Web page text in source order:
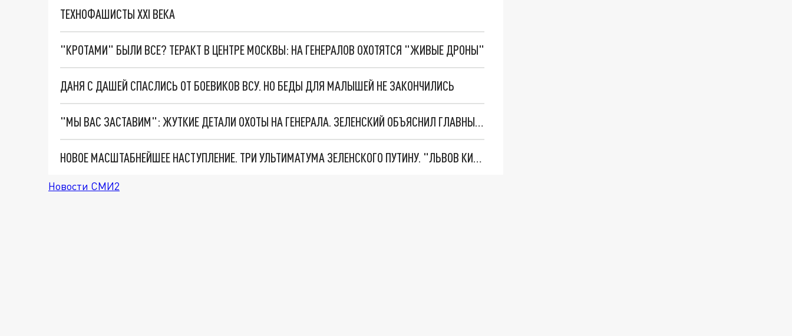
ТЕХНОФАШИСТЫ XXI ВЕКА
"КРОТАМИ" БЫЛИ ВСЕ? ТЕРАКТ В ЦЕНТРЕ МОСКВЫ: НА ГЕНЕРАЛОВ ОХОТЯТСЯ "ЖИВЫЕ ДРОНЫ"
ДАНЯ С ДАШЕЙ СПАСЛИСЬ ОТ БОЕВИКОВ ВСУ. НО БЕДЫ ДЛЯ МАЛЫШЕЙ НЕ ЗАКОНЧИЛИСЬ
"МЫ ВАС ЗАСТАВИМ": ЖУТКИЕ ДЕТАЛИ ОХОТЫ НА ГЕНЕРАЛА. ЗЕЛЕНСКИЙ ОБЪЯСНИЛ ГЛАВНЫЙ СМЫСЛ ТЕРАКТА В ЦЕНТРЕ МОСКВЫ
НОВОЕ МАСШТАБНЕЙШЕЕ НАСТУПЛЕНИЕ. ТРИ УЛЬТИМАТУМА ЗЕЛЕНСКОГО ПУТИНУ. "ЛЬВОВ КИМА" ПОСТАВЯТ НА ПВО? ГЛОБАЛЬНЫЙ ПРОРЫВ ПОД ЗАПОРОЖЬЕМ
Новости СМИ2